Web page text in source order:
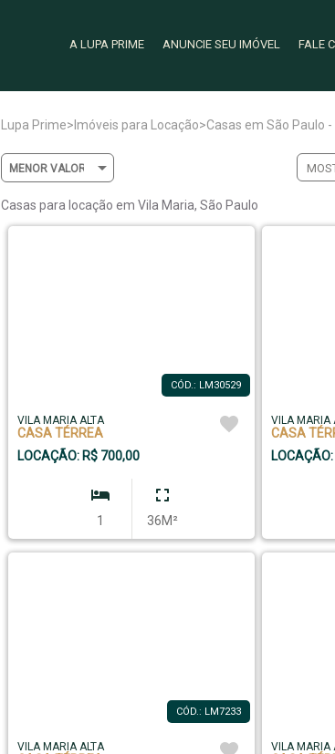
A LUPA PRIME ANUNCIE SEU IMÓVEL FALE
Lupa Prime> Imóveis para Locação>Casas em São Paulo -
Casas para locação em Vila Maria, São Paulo
CÓD.: LM30529
VILA MARIA ALTA
CASA TÉRREA
LOCAÇÃO: R$ 700,00
1 36M²
VILA MARIA
CASA
CÓD.: LM7233
VILA MARIA ALTA VILA MARIA